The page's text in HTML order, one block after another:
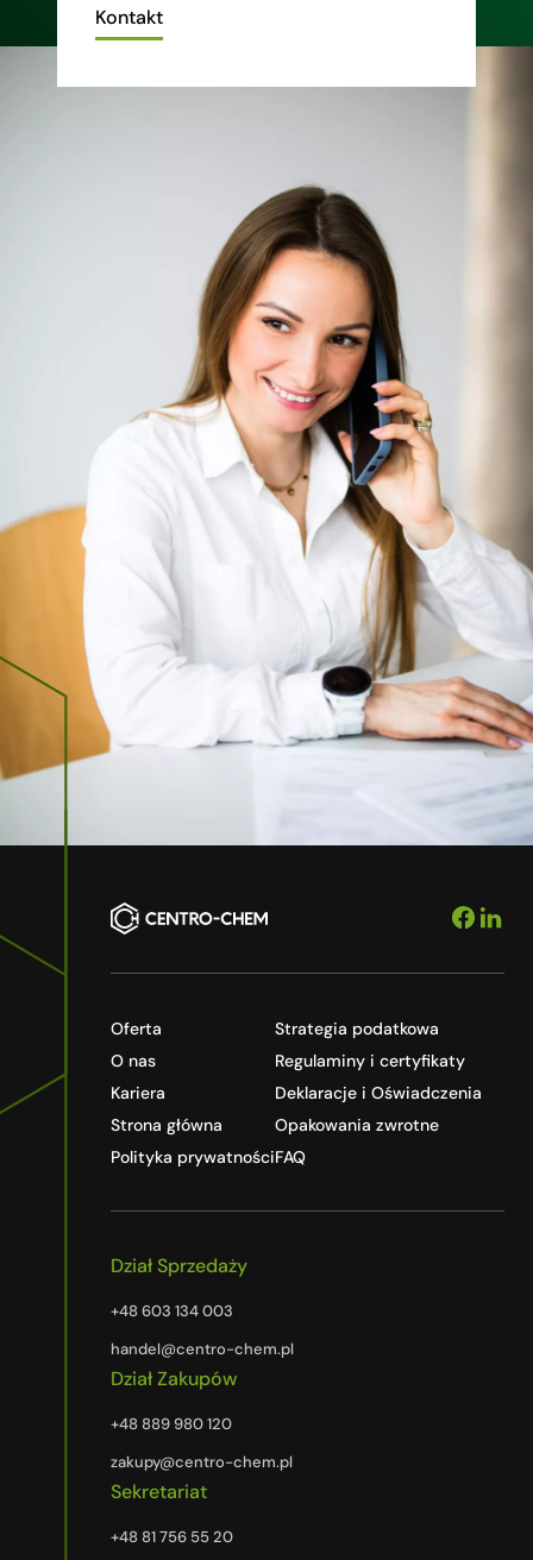
Kontakt
Oferta
O nas
Kariera
Strona główna
Polityka prywatności
Strategia podatkowa
Regulaminy i certyfikaty
Deklaracje i Oświadczenia
Opakowania zwrotne
FAQ
Dział Sprzedaży
+48 603 134 003
handel@centro-chem.pl
Dział Zakupów
+48 889 980 120
zakupy@centro-chem.pl
Sekretariat
+48 81 756 55 20